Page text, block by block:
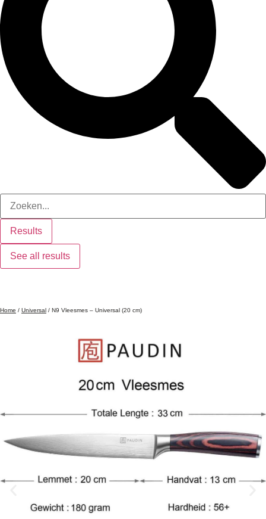
Results
See all results
Home / Universal / N9 Vleesmes – Universal (20 cm)